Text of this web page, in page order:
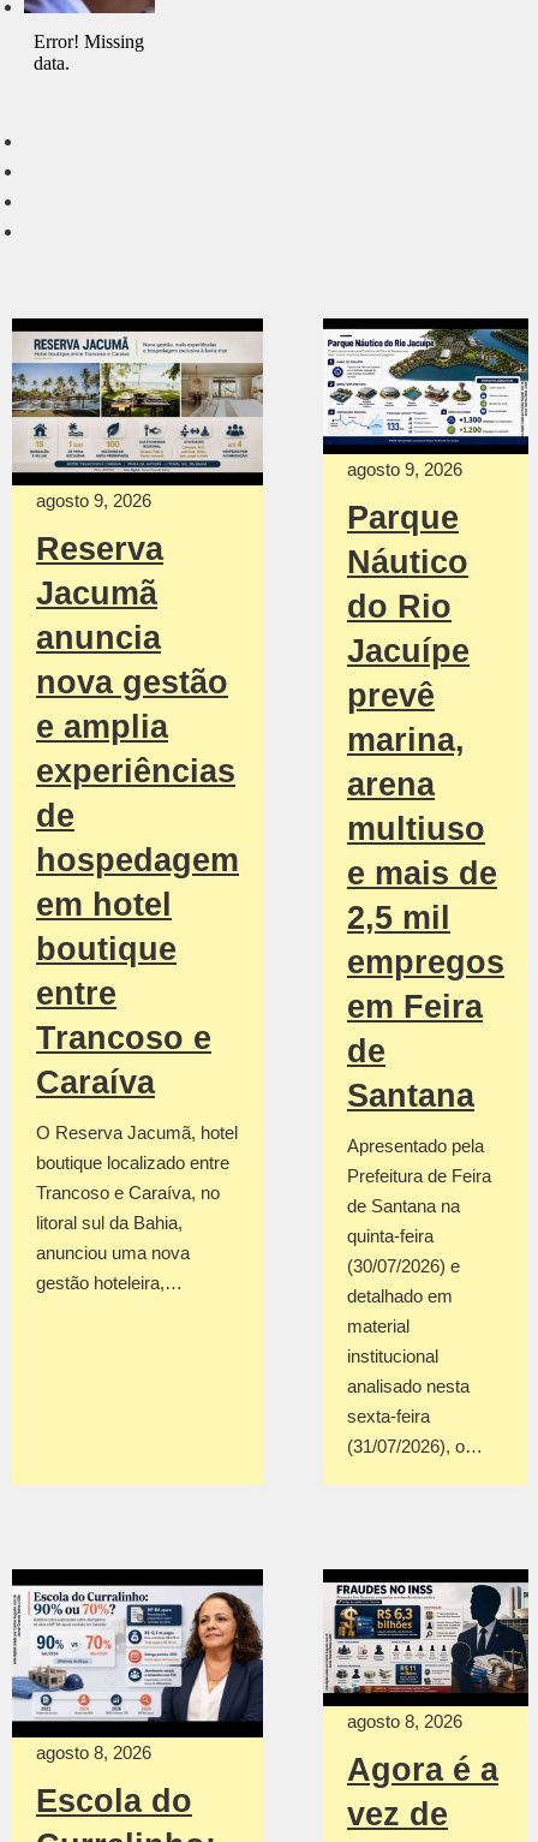
agosto 9, 2026
Reserva
Jacumã
anuncia
nova gestão
e amplia
experiências
de
hospedagem
em hotel
boutique
entre
Trancoso e
Caraíva
O Reserva Jacumã, hotel
boutique localizado entre
Trancoso e Caraíva, no
litoral sul da Bahia,
anunciou uma nova
gestão hoteleira,…
agosto 9, 2026
Parque
Náutico
do Rio
Jacuípe
prevê
marina,
arena
multiuso
e mais de
2,5 mil
empregos
em Feira
de
Santana
Apresentado pela
Prefeitura de Feira
de Santana na
quinta-feira
(30/07/2026) e
detalhado em
material
institucional
analisado nesta
sexta-feira
(31/07/2026), o…
agosto 8, 2026
Escola do
agosto 8, 2026
Agora é a
vez de